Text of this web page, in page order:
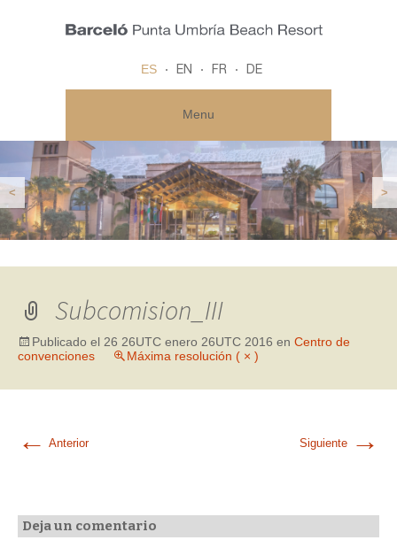
ES EN FR DE
Menu
< >
Subcomision_III
Publicado el 26 26UTC enero 26UTC 2016 en Centro de
convenciones
Máxima resolución ( × )
← Anterior Siguiente →
Deja un comentario